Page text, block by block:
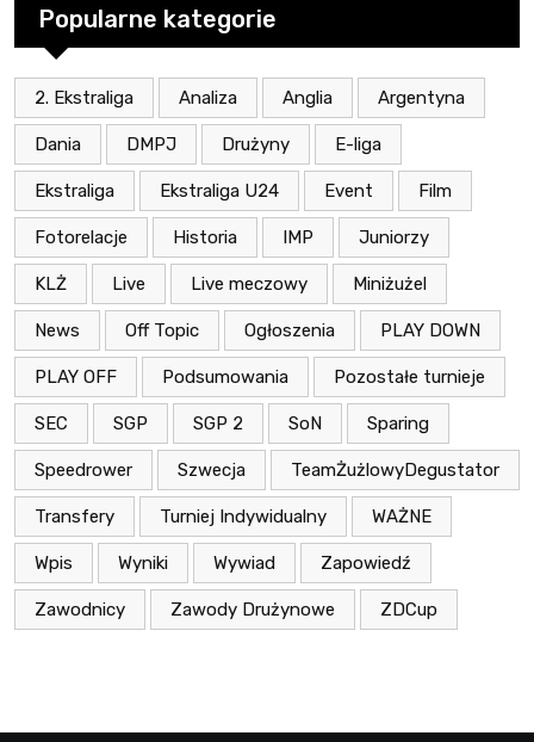
Popularne kategorie
2. Ekstraliga Analiza Anglia Argentyna
Dania DMPJ Drużyny E-liga
Ekstraliga Ekstraliga U24 Event Film
Fotorelacje Historia IMP Juniorzy
KLŻ Live Live meczowy Miniżużel
News Off Topic Ogłoszenia PLAY DOWN
PLAY OFF Podsumowania Pozostałe turnieje
SEC SGP SGP 2 SoN Sparing
Speedrower Szwecja TeamŻużlowyDegustator
Transfery Turniej Indywidualny WAŻNE
Wpis Wyniki Wywiad Zapowiedź
Zawodnicy Zawody Drużynowe ZDCup